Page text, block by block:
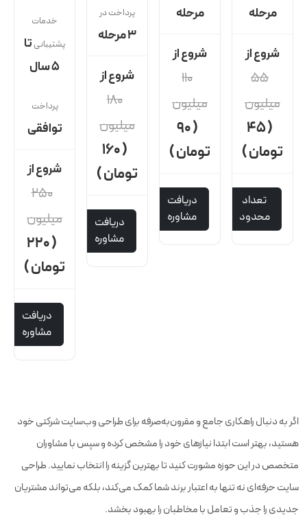
مرحله
شروع از
۵۵
میلیون
( ۴۵
تومان )
تعداد
محدود
مرحله
شروع از
۱۱۰
میلیون
( ۹۰
تومان )
دریافت
مشاوره
پرداخت در
۳ مرحله
شروع از
۱۸۰
میلیون
( ۱۶۰
تومان )
دریافت
مشاوره
خدمات
پشتیبانی تا
۵ سال
پرداخت
توافقی
شروع از
۲۵۰
میلیون
( ۲۲۰
تومان )
دریافت
مشاوره
اگر به دنبال راهکاری جامع و مقرون‌به‌صرفه برای طراحی وب‌سایت شرکتی خود
هستید، بهتر است ابتدا نیازهای خود را مشخص کرده و سپس با مشاوران
متخصص در این حوزه مشورت کنید تا بهترین گزینه را انتخاب نمایید. طراحی
سایت حرفه‌ای نه تنها به اعتبار برند شما کمک می‌کند، بلکه می‌تواند مشتریان
جدیدی را جذب و تعامل با مخاطبان را بهبود بخشد.